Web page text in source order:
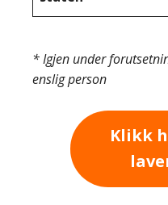
* Igjen under
enslig person
Klikk